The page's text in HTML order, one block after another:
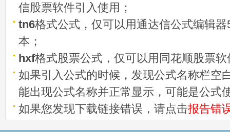
信股票软件引入使用；
tn6格式公式，仅可以用通达信公式编辑
本；
hxf格式股票公式，仅可以用同花顺股票
如果引入公式的时候，发现公式名称栏空
能出现公式名称并正常显示，可能是公式
如果您发现下载链接错误，请点击报告错